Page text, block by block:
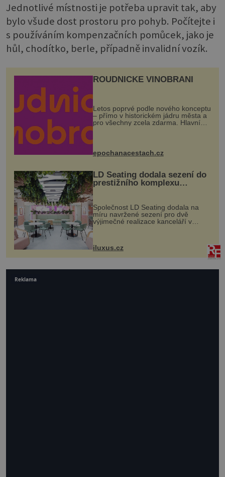
Jednotlivé místnosti je potřeba upravit tak, aby
bylo všude dost prostoru pro pohyb. Počítejte i
s používáním kompenzačních pomůcek, jako je
hůl, chodítko, berle, případně invalidní vozík.
ROUDNICKÉ VINOBRANÍ
Letos poprvé podle nového konceptu
– přímo v historickém jádru města a
pro všechny zcela zdarma. Hlavní
program se odehraje na Karlově a
mohou těšit na víno, burčák, pes...
epochanacestach.cz
LD Seating dodala sezení do
prestižního komplexu
MediaCityUK v Salfordu
Společnost LD Seating dodala na
míru navržené sezení pro dvě
výjimečné realizace kanceláří v
areálu MediaCityUK v anglickém
budov Media...
iluxus.cz
Reklama